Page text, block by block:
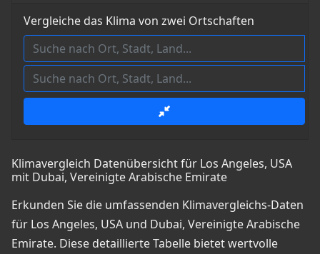
Vergleiche das Klima von zwei Ortschaften
Klimavergleich Datenübersicht für Los Angeles, USA
mit Dubai, Vereinigte Arabische Emirate
Erkunden Sie die umfassenden Klimavergleichs-Daten
für Los Angeles, USA und Dubai, Vereinigte Arabische
Emirate. Diese detaillierte Tabelle bietet wertvolle